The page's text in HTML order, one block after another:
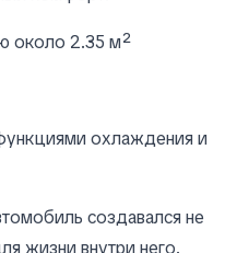
около 2.35 м²
охлаждения и
создавался не
жизни внутри него.